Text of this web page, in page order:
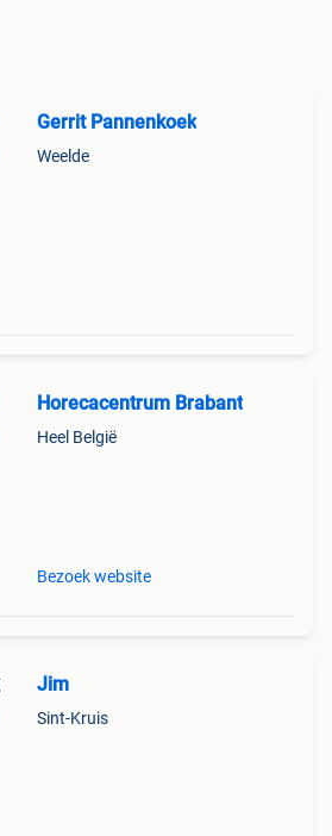
Gerrit Pannenkoek
Weelde
Horecacentrum Brabant
Heel België
Bezoek website
Jim
Sint-Kruis